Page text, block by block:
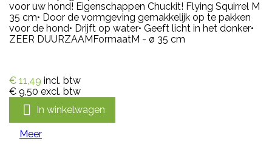
voor uw hond! Eigenschappen Chuckit! Flying Squirrel M
35 cm• Door de vormgeving gemakkelijk op te pakken
voor de hond• Drijft op water• Geeft licht in het donker•
ZEER DUURZAAMFormaatM - ø 35 cm
€ 11,49 incl. btw
€ 9,50 excl. btw
 In winkelwagen
Meer